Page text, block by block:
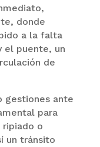
donde
a la falta
el puente, un
de
gestiones ante
para
ripiado o
un tránsito